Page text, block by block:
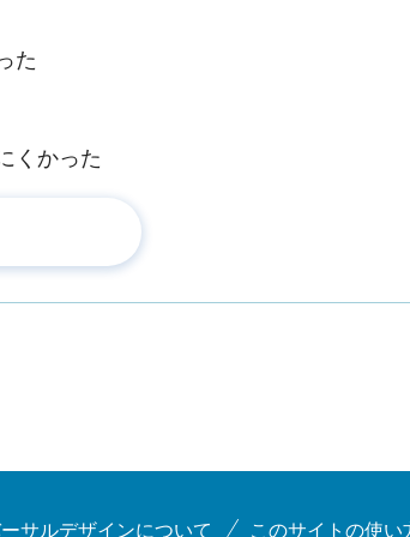
た
くかった
サルデザインについて このサイトの使い